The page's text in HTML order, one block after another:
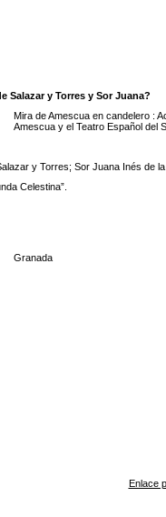
Salazar y Torres y Sor Juana?
Mira de Amescua en candelero :
Amescua y el Teatro Español del
y Torres; Sor Juana Inés de
Celestina”.
Granada
Enlace